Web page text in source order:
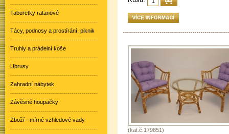
(kat.č.179851)
Taburetky ratanové
Tácy, podnosy a prostírání, piknik
Truhly a prádelní koše
Ubrusy
Zahradní nábytek
Závěsné houpačky
Zboží - mírné vzhledové vady